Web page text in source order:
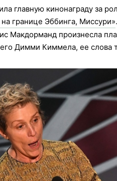
главную кинонаграду за
границе Эббинга, Миссури».
Макдорманд произнесла
Димми Киммела, ее слова